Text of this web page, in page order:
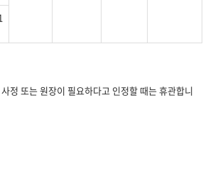
정 또는 원장이 필요하다고 인정할 때는 휴관합니